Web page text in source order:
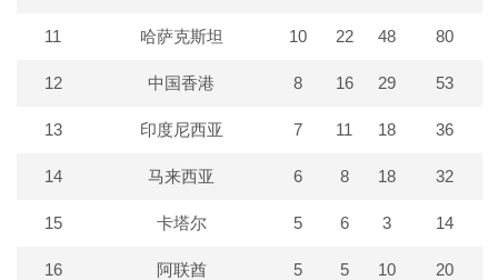
11 哈萨克斯坦 10 22 48 80
12 中国香港 8 16 29 53
13 印度尼西亚 7 11 18 36
14 马来西亚 6 8 18 32
15 卡塔尔 5 6 3 14
16 阿联酋 5 5 10 20